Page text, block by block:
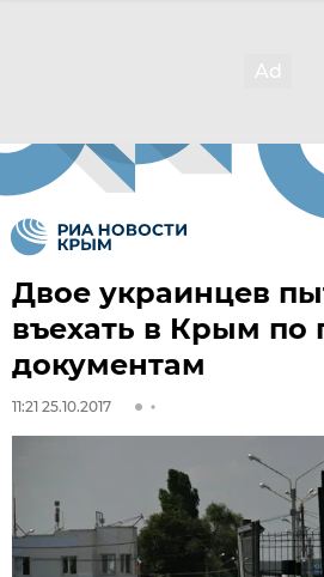
Двое украинцев
въехать в Крым
документам
11:21 25.10.2017